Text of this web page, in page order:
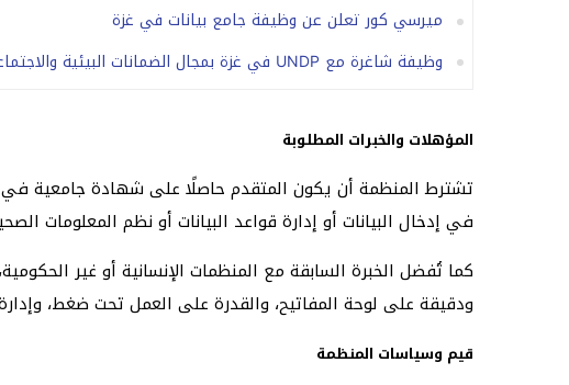
ميرسي كور تعلن عن وظيفة جامع بيانات في غزة
وظيفة شاغرة مع UNDP في غزة بمجال الضمانات البيئية والاجتماعية
المؤهلات والخبرات المطلوبة
تشترط المنظمة أن يكون المتقدم حاصلًا على شهادة جامعية في
في إدخال البيانات أو إدارة قواعد البيانات أو نظم المعلومات
ودقيقة على لوحة المفاتيح، والقدرة على العمل تحت ضغط،
قيم وسياسات المنظمة